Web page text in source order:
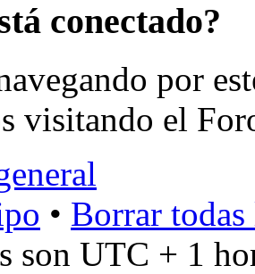
conectado?
por
visitando el
• Borrar
son UTC + 1